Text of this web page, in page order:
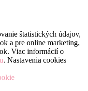
štatistických údajov,
a pre online marketing,
Viac informácií o
. Nastavenia cookies